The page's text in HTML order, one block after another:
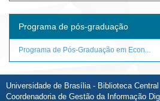
Programa de pós-graduação
Programa de Pós-Graduação em Econ...
Universidade de Brasília - Biblioteca Central
Coordenadoria de Gestão da Informação